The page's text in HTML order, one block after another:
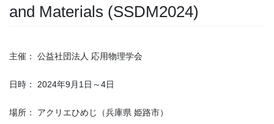
and Materials (SSDM2024)
主催： 公益社団法人 応用物理学会
日時： 2024年9月1日～4日
場所： アクリエひめじ（兵庫県 姫路市）